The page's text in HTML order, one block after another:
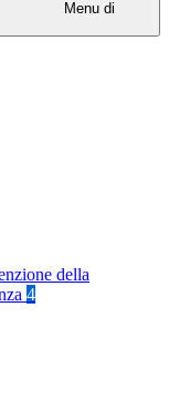
Menu di
della
4